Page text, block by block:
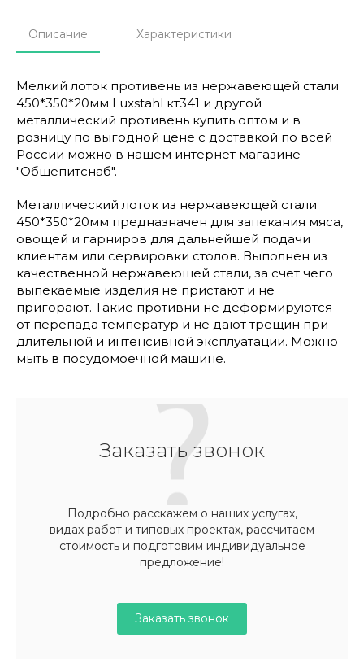
Описание Характеристики
Мелкий лоток противень из нержавеющей стали
450*350*20мм Luxstahl кт341 и другой
металлический противень купить оптом и в
розницу по выгодной цене с доставкой по всей
России можно в нашем интернет магазине
"Общепитснаб".
Металлический лоток из нержавеющей стали
450*350*20мм предназначен для запекания мяса,
овощей и гарниров для дальнейшей подачи
клиентам или сервировки столов. Выполнен из
качественной нержавеющей стали, за счет чего
выпекаемые изделия не пристают и не
пригорают. Такие противни не деформируются
от перепада температур и не дают трещин при
длительной и интенсивной эксплуатации. Можно
мыть в посудомоечной машине.
Заказать звонок
Подробно расскажем о наших услугах,
видах работ и типовых проектах, рассчитаем
стоимость и подготовим индивидуальное
предложение!
Заказать звонок